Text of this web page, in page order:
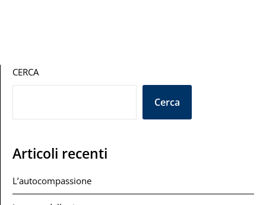
CERCA
Cerca
Articoli recenti
L’autocompassione